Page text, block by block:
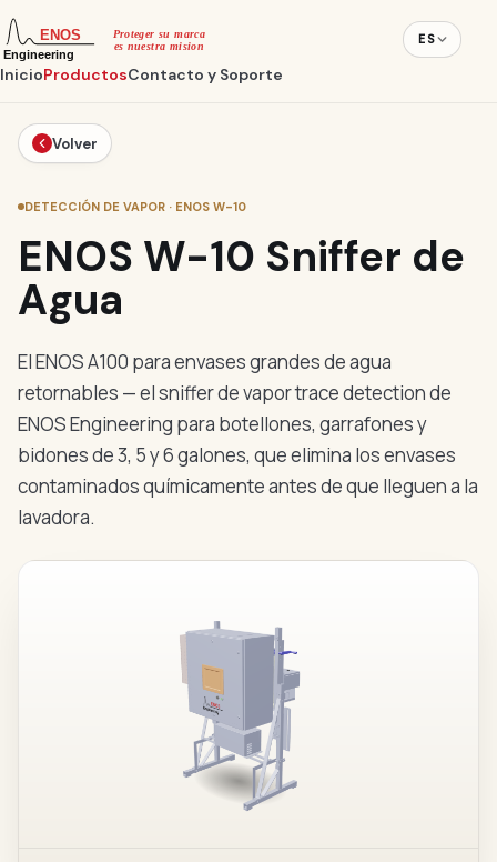
InicioProductosContacto y Soporte
ES
Volver
DETECCIÓN DE VAPOR · ENOS W-10
ENOS W-10 Sniffer de
Agua
El ENOS A100 para envases grandes de agua
retornables — el sniffer de vapor trace detection de
ENOS Engineering para botellones, garrafones y
bidones de 3, 5 y 6 galones, que elimina los envases
contaminados químicamente antes de que lleguen a la
lavadora.